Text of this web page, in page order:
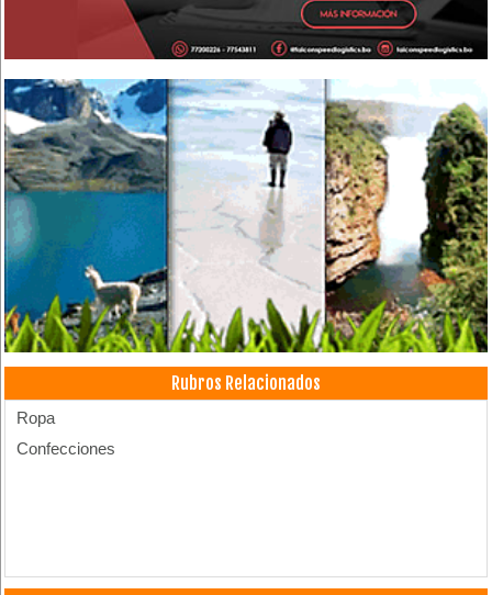
Rubros Relacionados
Ropa
Confecciones